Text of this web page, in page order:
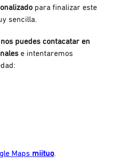
para finalizar este
sencilla.
nos puedes contacatar en
e intentaremos
Maps miituo.